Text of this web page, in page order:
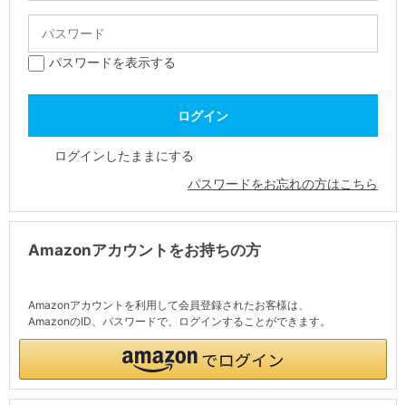
パスワードを表示する
ログインしたままにする
パスワードをお忘れの方はこちら
Amazonアカウントをお持ちの方
Amazonアカウントを利用して会員登録されたお客様は、
AmazonのID、パスワードで、ログインすることができます。